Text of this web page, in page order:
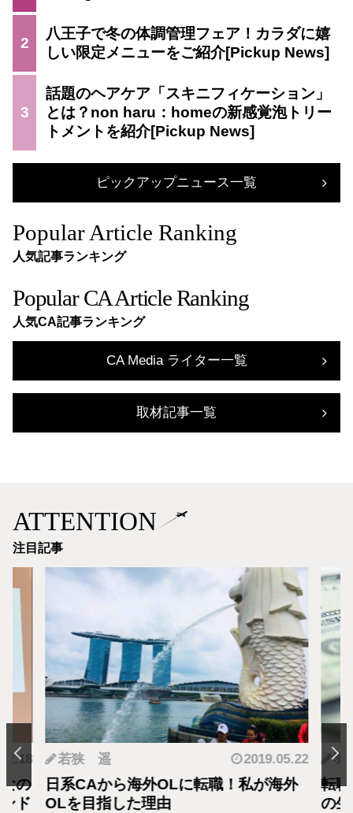
2
八王子で冬の体調管理フェア！カラダに嬉
しい限定メニューをご紹介
3
話題のヘアケア「スキニフィケーション」
とは？non haru：homeの新感覚泡トリー
トメントを紹介
ピックアップニュース一覧
Popular Article Ranking
人気記事ランキング
Popular CA Article Ranking
人気CA記事ランキング
CA Media ライター一覧
取材記事一覧
ATTENTION
注目記事
の
ド
若狭 遥 2019.05.22
日系CAから海外OLに転職！私が海外
OLを目指した理由
羽
転
の